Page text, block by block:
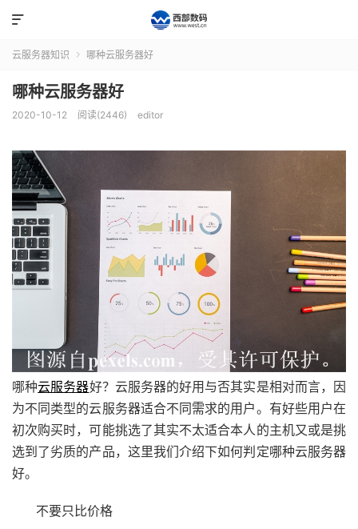

云服务器知识  哪种云服务器好
哪种云服务器好
2020-10-12 阅读(2446) editor
哪种云服务器好？云服务器的好用与否其实是相对而言，因
为不同类型的云服务器适合不同需求的用户。有好些用户在
初次购买时，可能挑选了其实不太适合本人的主机又或是挑
选到了劣质的产品，这里我们介绍下如何判定哪种云服务器
好。
不要只比价格